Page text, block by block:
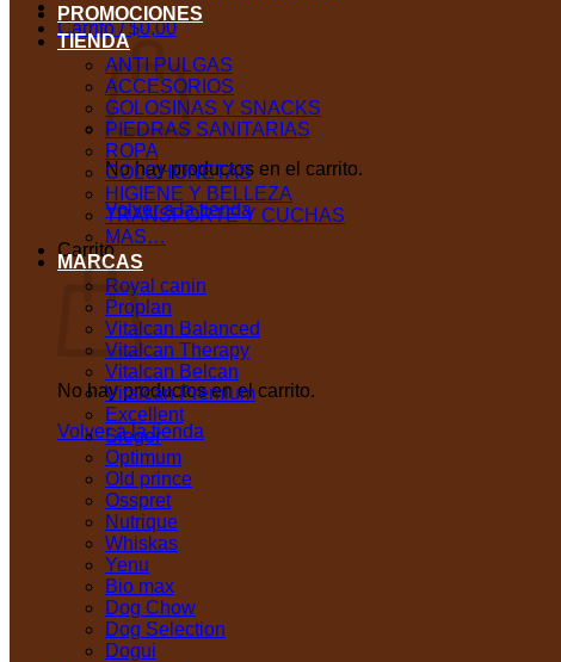
Carrito /$0,00
No hay productos en el carrito.
Volver a la tienda
Carrito
No hay productos en el carrito.
Volver a la tienda
PROMOCIONES
TIENDA
ANTI PULGAS
ACCESORIOS
GOLOSINAS Y SNACKS
PIEDRAS SANITARIAS
ROPA
COLCHONETAS
HIGIENE Y BELLEZA
TRANSPORTE Y CUCHAS
MAS…
MARCAS
Royal canin
Proplan
Vitalcan Balanced
Vitalcan Therapy
Vitalcan Belcan
Vitalcan Premium
Excellent
Sieger
Optimum
Old prince
Osspret
Nutrique
Whiskas
Yenu
Bio max
Dog Chow
Dog Selection
Dogui